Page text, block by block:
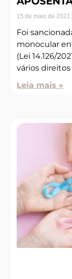
15 de maio de 2021
Foi
monocular
(Lei 14.126/
vários direitos
Leia mais »